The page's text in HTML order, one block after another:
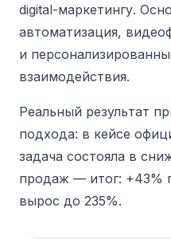
digital-маркетингу.
автоматизация,
и
взаимодействия.
Реальный результат
подхода: в кейсе
задача состояла в
продаж — итог: +43%
вырос до 235%.